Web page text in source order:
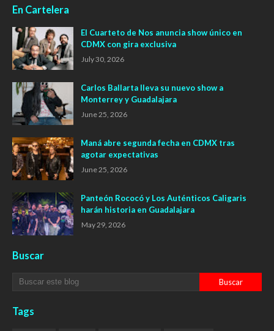
En Cartelera
El Cuarteto de Nos anuncia show único en
CDMX con gira exclusiva
July 30, 2026
Carlos Ballarta lleva su nuevo show a
Monterrey y Guadalajara
June 25, 2026
Maná abre segunda fecha en CDMX tras
agotar expectativas
June 25, 2026
Panteón Rococó y Los Auténticos Caligaris
harán historia en Guadalajara
May 29, 2026
Buscar
Tags